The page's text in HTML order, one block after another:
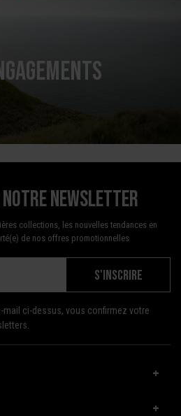
notre newsletter
collections, les nouvelles tendances en
de nos offres promotionnelles
S'INSCRIRE
mail ci-dessus, vous confirmez votre